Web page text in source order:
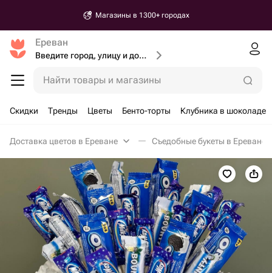
Магазины в 1300+ городах
Ереван
Введите город, улицу и дом доставки
Найти товары и магазины
Скидки Тренды Цветы Бенто-торты Клубника в шоколаде
Доставка цветов в Ереване Съедобные букеты в Ереване